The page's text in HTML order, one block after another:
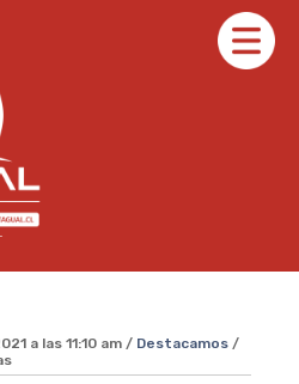
a las 11:10 am / Destacamos /